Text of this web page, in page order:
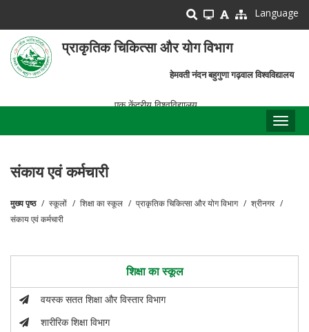
main
content
Language
प्राकृतिक चिकित्सा और योग विभाग
हेमवती नंदन बहुगुणा गढ़वाल विश्वविद्यालय
एक केंद्रीय विश्वविद्यालय
संकाय एवं कर्मचारी
पग
मुख्य पृष्ठ स्कूलों शिक्षा का स्कूल प्राकृतिक चिकित्सा और योग विभाग
श्रीनगर
संकाय एवं कर्मचारी
शिक्षा का स्कूल
वयस्क सतत शिक्षा और विस्तार विभाग
शारीरिक शिक्षा विभाग